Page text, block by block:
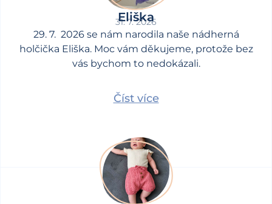
Eliška
31. 7. 2026
29. 7. 2026 se nám narodila naše nádherná
holčička Eliška. Moc vám děkujeme, protože bez
vás bychom to nedokázali.
Číst více